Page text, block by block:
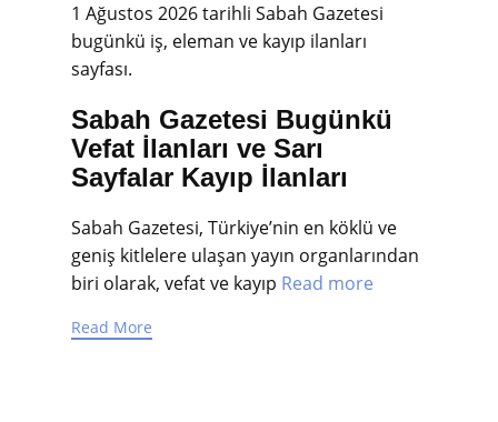
1 Ağustos 2026 tarihli Sabah Gazetesi
bugünkü iş, eleman ve kayıp ilanları
sayfası.
Sabah Gazetesi Bugünkü
Vefat İlanları ve Sarı
Sayfalar Kayıp İlanları
Sabah Gazetesi, Türkiye’nin en köklü ve
geniş kitlelere ulaşan yayın organlarından
biri olarak, vefat ve kayıp Read more
Read More